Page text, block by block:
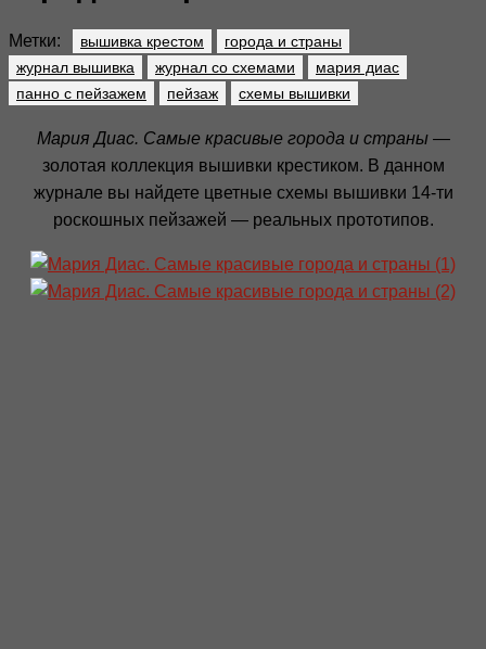
Метки: вышивка крестом
города и страны
журнал вышивка
журнал со схемами
мария диас
панно с пейзажем
пейзаж схемы вышивки
Мария Диас. Самые красивые города и страны—
золотая коллекция вышивки крестиком. В данном
журнале вы найдете цветные схемы вышивки 14-ти
роскошных пейзажей — реальных прототипов.